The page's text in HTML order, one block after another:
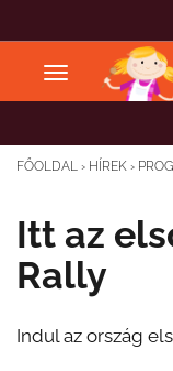
FŐOLDAL › HÍREK ›
Itt az
Rally
Indul az ország